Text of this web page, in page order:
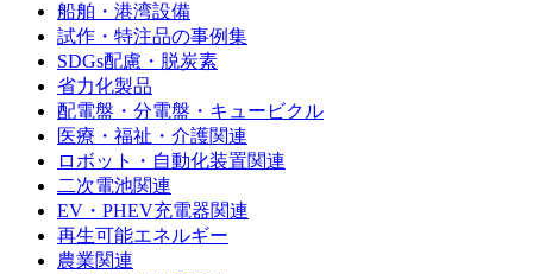
船舶・港湾設備
試作・特注品の事例集
SDGs配慮・脱炭素
省力化製品
配電盤・分電盤・キュービクル
医療・福祉・介護関連
ロボット・自動化装置関連
二次電池関連
EV・PHEV充電器関連
再生可能エネルギー
農業関連